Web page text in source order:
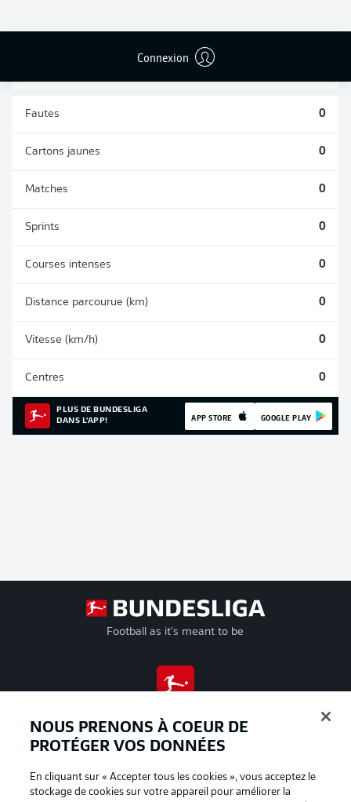
Connexion
0 0
Fautes 0
Cartons jaunes 0
Matches 0
Sprints 0
Courses intenses 0
Distance parcourue (km) 0
Vitesse (km/h) 0
Centres 0
PLUS DE BUNDESLIGA
DANS L'APP!
APP STORE GOOGLE PLAY
Football as it's meant to be
Proposé par
NOUS PRENONS À COEUR DE
PROTÉGER VOS DONNÉES
En cliquant sur « Accepter tous les cookies », vous acceptez le
stockage de cookies sur votre appareil pour améliorer la